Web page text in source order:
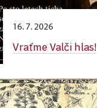
16. 7. 2026
Vraťme Valči hlas!